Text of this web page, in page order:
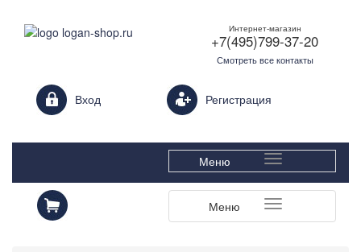
Интернет-магазин
+7(495)799-37-20
Смотреть все контакты
Вход Login form Регистрация
Меню
Меню